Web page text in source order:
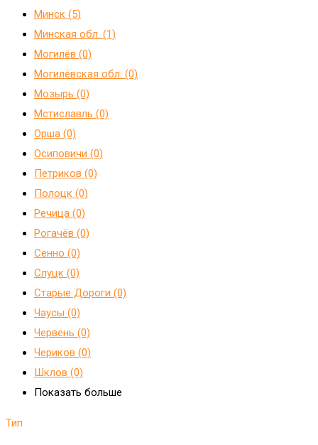
Минск (5)
Минская обл. (1)
Могилёв (0)
Могилёвская обл. (0)
Мозырь (0)
Мстиславль (0)
Орша (0)
Осиповичи (0)
Петриков (0)
Полоцк (0)
Речица (0)
Рогачёв (0)
Сенно (0)
Слуцк (0)
Старые Дороги (0)
Чаусы (0)
Червень (0)
Чериков (0)
Шклов (0)
Показать больше
Тип